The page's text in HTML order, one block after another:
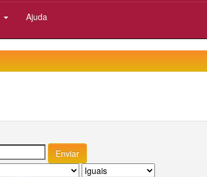
Ajuda